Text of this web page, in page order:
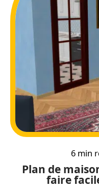
6 min
Plan de
faire